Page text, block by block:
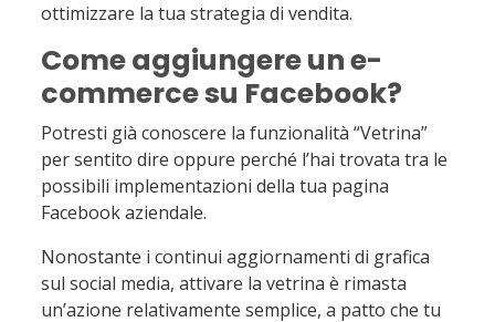
ottimizzare la tua strategia di vendita.
Come aggiungere un e-
commerce su Facebook?
Potresti già conoscere la funzionalità “Vetrina”
per sentito dire oppure perché l’hai trovata tra le
possibili implementazioni della tua pagina
Facebook aziendale.
Nonostante i continui aggiornamenti di grafica
sul social media, attivare la vetrina è rimasta
un’azione relativamente semplice, a patto che tu